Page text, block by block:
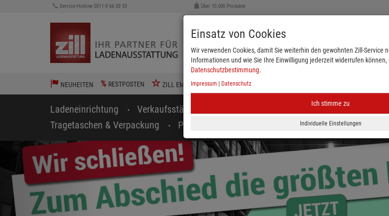
Service-Hotline 0511-8 66 03 33 Über 10.000 Produkte
NEUHEITEN % RESTPOSTEN ZILL EMPFIEHLT
Ladeneinrichtung Verkaufsständer Kleiderbügel & Größenkennzeichnung
Tragetaschen & Verpackung
Preisauszeichnung Plakate & Verkaufsförderung
zurück
Einsatz von Cookies
Wir verwenden Cookies, damit Sie weiterhin den gewohnten Zill-Service
Informationen und wie Sie Ihre Einwilligung jederzeit widerrufen
Datenschutzbestimmung.
Impressum Datenschutz
Ich stimme zu